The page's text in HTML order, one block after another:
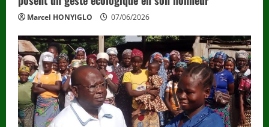
Marcel HONYIGLO 07/06/2026